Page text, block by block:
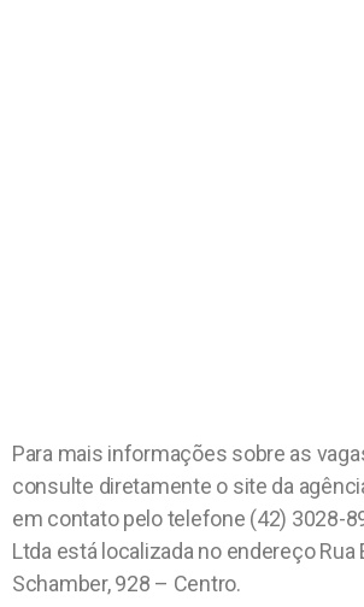
Para mais informações sobre as
consulte diretamente o site da
em contato pelo telefone (42) 3028-
Ltda está localizada no endereço Rua
Schamber, 928 – Centro.